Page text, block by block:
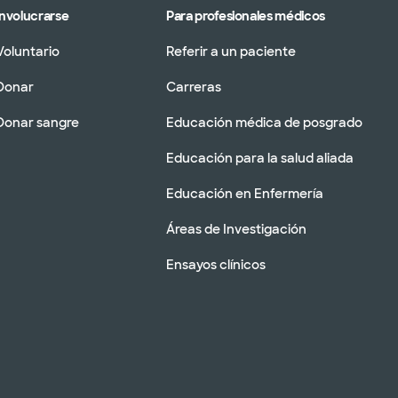
sangre
Para profesionales médicos
Referir a un paciente
Carreras
Educación médica de posgrado
Educación para la salud aliada
Educación en Enfermería
Áreas de Investigación
Ensayos clínicos